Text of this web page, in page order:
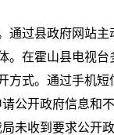
过县政府网站主
在霍山县电视台
式。通过手机短
公开政府信息和
未收到要求公开